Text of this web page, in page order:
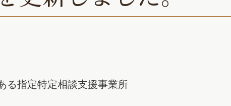
る指定特定相談支援事業所